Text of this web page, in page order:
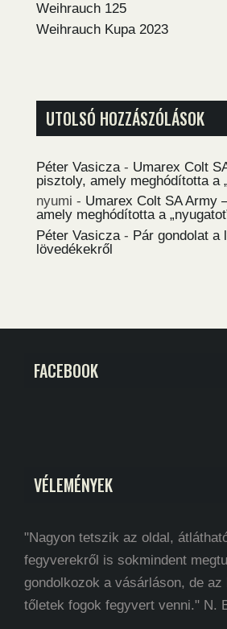
Weihrauch 125
Weihrauch Kupa 2023
UTOLSÓ HOZZÁSZÓLÁSOK
Péter Vasicza - Umarex Colt
pisztoly, amely meghódította a
nyumi - Umarex Colt SA Army
amely meghódította a
Péter Vasicza - Pár gondolat a
lövedékekről
FACEBOOK
VÉLEMÉNYEK
"Nagyon tetszik az oldal,
fegyverekről is sokmindent
gondolkozok a vásárláson, de
tőletek fogok fegyvert venni." N.